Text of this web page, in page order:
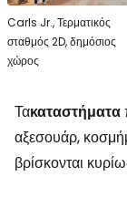
Carls Jr., Τερματικός
σταθμός 2D, δημόσιος
χώρος
Τακαταστήματα
αξεσουάρ,
βρίσκονται